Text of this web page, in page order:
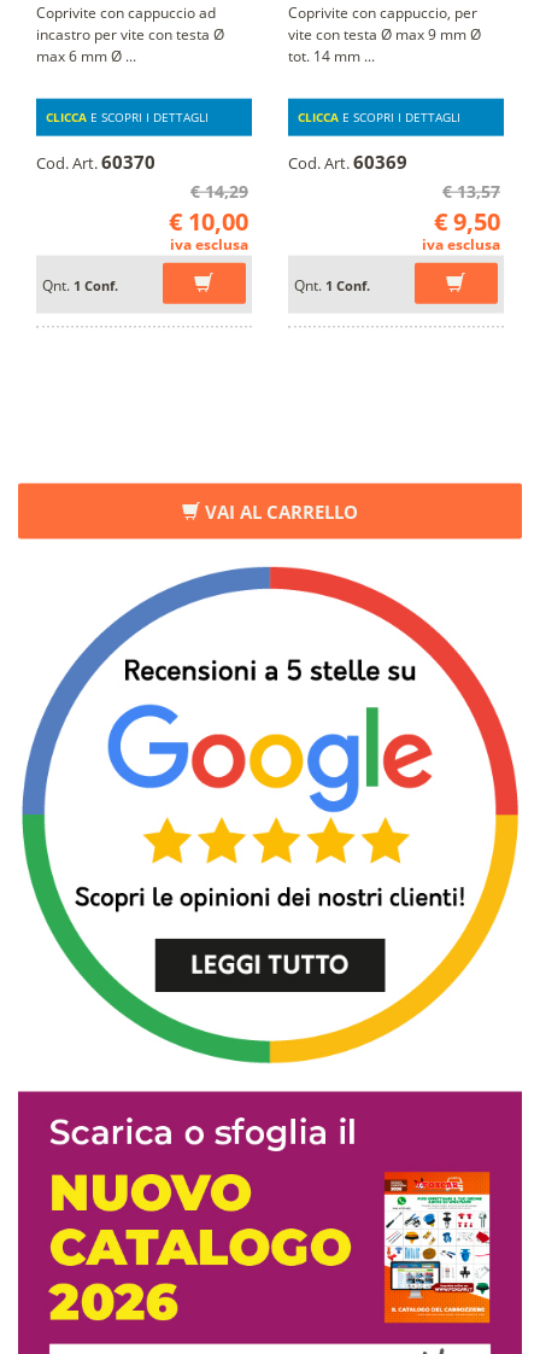
VAI AL CARRELLO
Coprivite con cappuccio ad
incastro per vite con testa Ø
max 6 mm Ø ...
CLICCA E SCOPRI I DETTAGLI
Cod. Art.60370
€ 14,29
€ 10,00
iva esclusa
Qnt. 1 Conf.
Coprivite con cappuccio, per
vite con testa Ø max 9 mm Ø
tot. 14 mm ...
CLICCA E SCOPRI I DETTAGLI
Cod. Art.60369
€ 13,57
€ 9,50
iva esclusa
Qnt. 1 Conf.